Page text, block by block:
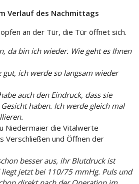
Verlauf des Nachmittags
an der Tür, die Tür öffnet sich.
da bin ich wieder. Wie geht es Ihnen
gut, ich werde so langsam wieder
auch den Eindruck, dass sie
haben. Ich werde gleich mal
Niedermaier die Vitalwerte
Verschließen und Öffnen der
besser aus, ihr Blutdruck ist
jetzt bei 110/75 mmHg. Puls und